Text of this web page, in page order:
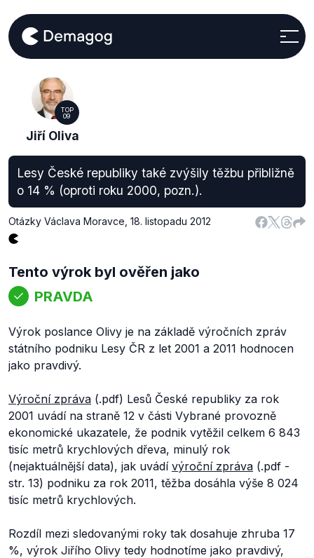
TOP
09
Jiří Oliva
Lesy České republiky také zvýšily těžbu přibližně
o 14 % (oproti roku 2000, pozn.).
Otázky Václava Moravce 18. listopadu 2012
Tento výrok byl ověřen jako
PRAVDA
Výrok poslance Olivy je na základě výročních zpráv
státního podniku Lesy ČR z let 2001 a 2011 hodnocen
jako pravdivý.
Výroční zpráva (.pdf) Lesů České republiky za rok
2001 uvádí na straně 12 v části Vybrané provozně
ekonomické ukazatele, že podnik vytěžil celkem 6 843
tisíc metrů krychlových dřeva, minulý rok
(nejaktuálnější data), jak uvádí výroční zpráva (.pdf -
str. 13) podniku za rok 2011, těžba dosáhla výše 8 024
tisíc metrů krychlových.
Rozdíl mezi sledovanými roky tak dosahuje zhruba 17
%, výrok Jiřího Olivy tedy hodnotíme jako pravdivý,